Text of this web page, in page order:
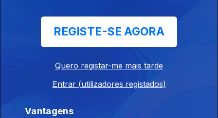
16h Ministra da Justiça ordena auditoria e
REGISTE-SE AGORA
Quero registar-me mais tarde
Entrar (utilizadores registados)
Vantagens